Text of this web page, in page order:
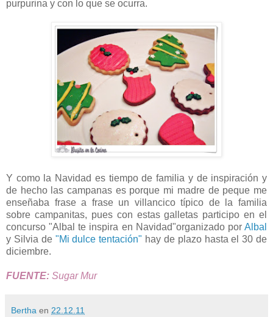
purpurina y con lo que se ocurra.
Y como la Navidad es tiempo de familia y de inspiración y
de hecho las campanas es porque mi madre de peque me
enseñaba frase a frase un villancico típico de la familia
sobre campanitas, pues con estas galletas participo en el
concurso "Albal te inspira en Navidad"organizado por Albal
y Silvia de "Mi dulce tentación" hay de plazo hasta el 30 de
diciembre.
FUENTE: Sugar Mur
Bertha en 22.12.11